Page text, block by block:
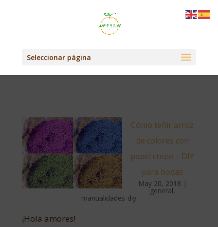
Seleccionar página
Cómo teñir arroz
de colores con
papel crepe – DIY
para bodas
May 20, 2018 |
general,
manualidades-diy
¡Hola amores!